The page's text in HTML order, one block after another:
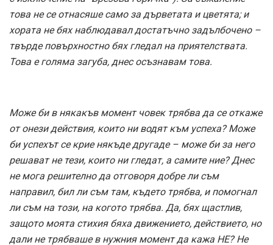
това не се отнасяше само за дърветата и цветята; и
хората не бях наблюдавал достатъчно задълбочено –
твърде повърхностно бях гледал на приятелствата.
Това е голяма загуба, днес осъзнавам това.
Може би в някакъв момент човек трябва да се откаже
от онези действия, които ни водят към успеха? Може
би успехът се крие някъде другаде – може би за него
решават не тези, които ни гледат, а самите ние? Днес
не мога решително да отговоря добре ли съм
направил, бил ли съм там, където трябва, и помогнал
ли съм на този, на когото трябва. Да, бях щастлив,
защото моята стихия бяха движението, действието, но
дали не трябваше в нужния момент да кажа НЕ? Не